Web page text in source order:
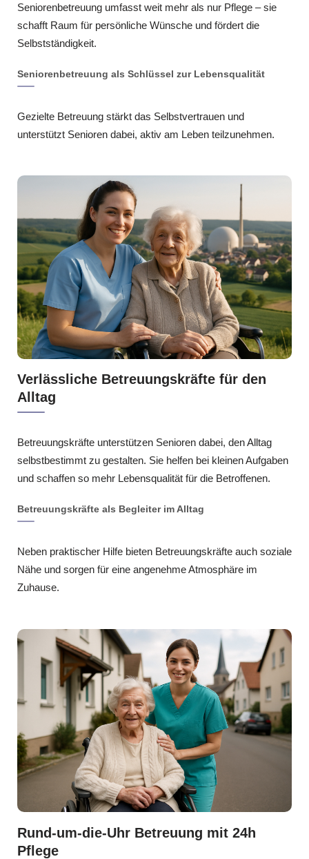
Verlässliche Betreuungskräfte für den
Alltag
Betreuungskräfte unterstützen Senioren dabei, den Alltag
selbstbestimmt zu gestalten. Sie helfen bei kleinen Aufgaben
und schaffen so mehr Lebensqualität für die Betroffenen.
Betreuungskräfte als Begleiter im Alltag
Neben praktischer Hilfe bieten Betreuungskräfte auch soziale
Nähe und sorgen für eine angenehme Atmosphäre im
Zuhause.
Rund-um-die-Uhr Betreuung mit 24h
Pflege
Seniorenbetreuung umfasst weit mehr als nur Pflege – sie
schafft Raum für persönliche Wünsche und fördert die
Selbstständigkeit.
Seniorenbetreuung als Schlüssel zur Lebensqualität
Gezielte Betreuung stärkt das Selbstvertrauen und
unterstützt Senioren dabei, aktiv am Leben teilzunehmen.